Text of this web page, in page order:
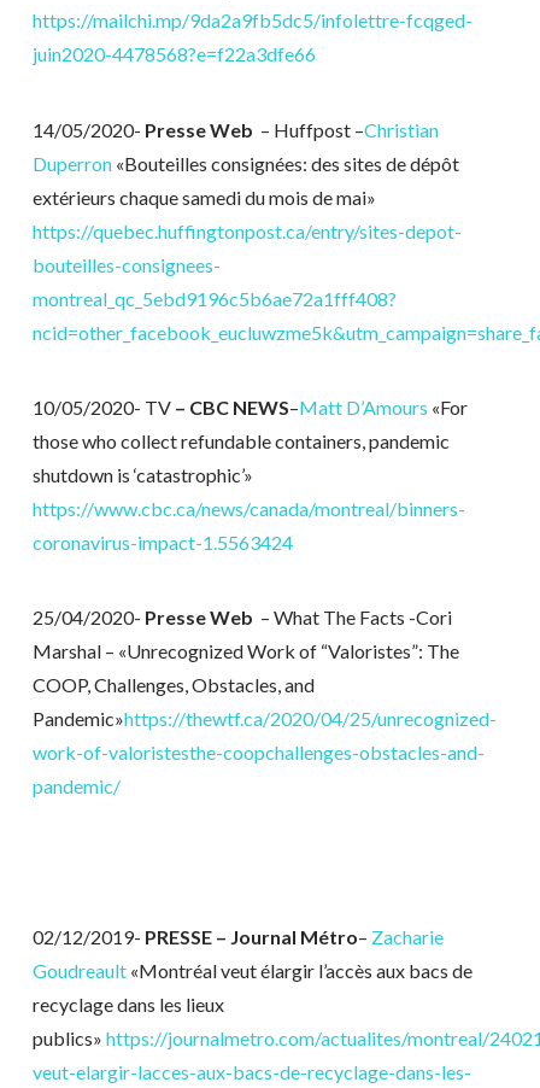
https://mailchi.mp/9da2a9fb5dc5/infolettre-fcqged-
juin2020-4478568?e=f22a3dfe66
14/05/2020- Presse Web – Huffpost –Christian
Duperron «Bouteilles consignées: des sites de dépôt
extérieurs chaque samedi du mois de mai»
https://quebec.huffingtonpost.ca/entry/sites-depot-
bouteilles-consignees-
montreal_qc_5ebd9196c5b6ae72a1fff408?
10/05/2020- TV– CBC NEWS–Matt D’Amours «For
those who collect refundable containers, pandemic
shutdown is ‘catastrophic’»
https://www.cbc.ca/news/canada/montreal/binners-
coronavirus-impact-1.5563424
25/04/2020- Presse Web – What The Facts -Cori
Marshal – «Unrecognized Work of “Valoristes”: The
COOP, Challenges, Obstacles, and
Pandemic»https://thewtf.ca/2020/04/25/unrecognized-
work-of-valoristesthe-coopchallenges-obstacles-and-
pandemic/
02/12/2019- PRESSE – Journal Métro– Zacharie
Goudreault«Montréal veut élargir l’accès aux bacs de
recyclage dans les lieux
publics» https://journalmetro.com/actualites/montreal/
veut-elargir-lacces-aux-bacs-de-recyclage-dans-les-